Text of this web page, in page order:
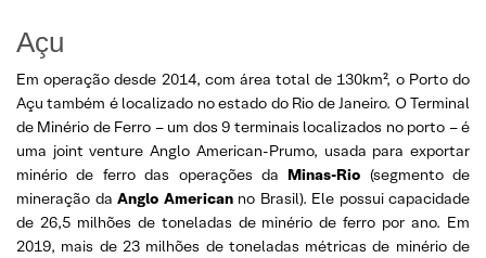
Açu
Em operação desde 2014, com área total de 130km², o Porto do
Açu também é localizado no estado do Rio de Janeiro. O Terminal
de Minério de Ferro – um dos 9 terminais localizados no porto – é
uma joint venture Anglo American-Prumo, usada para exportar
minério de ferro das operações da Minas-Rio (segmento de
mineração da Anglo Americanno Brasil). Ele possui capacidade
de 26,5 milhões de toneladas de minério de ferro por ano. Em
2019, mais de 23 milhões de toneladas métricas de minério de